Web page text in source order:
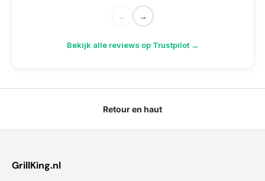
← →
Bekijk alle reviews op Trustpilot →
Retour en haut
GrillKing.nl